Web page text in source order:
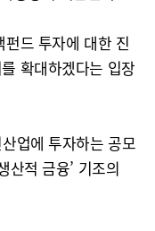
드 투자에 대한 진
확대하겠다는 입장
업에 투자하는 공모
산적 금융’ 기조의